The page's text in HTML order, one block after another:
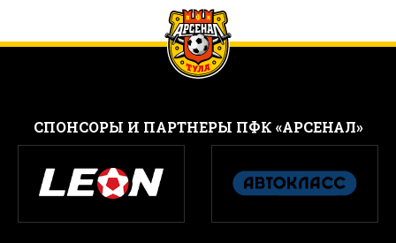
CПОНСОРЫ И ПАРТНЕРЫ ПФК «АРСЕНАЛ»